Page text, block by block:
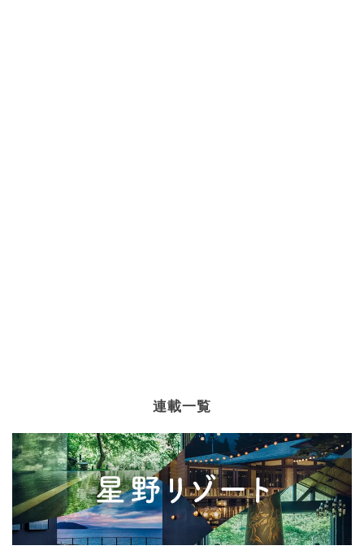
連載一覧